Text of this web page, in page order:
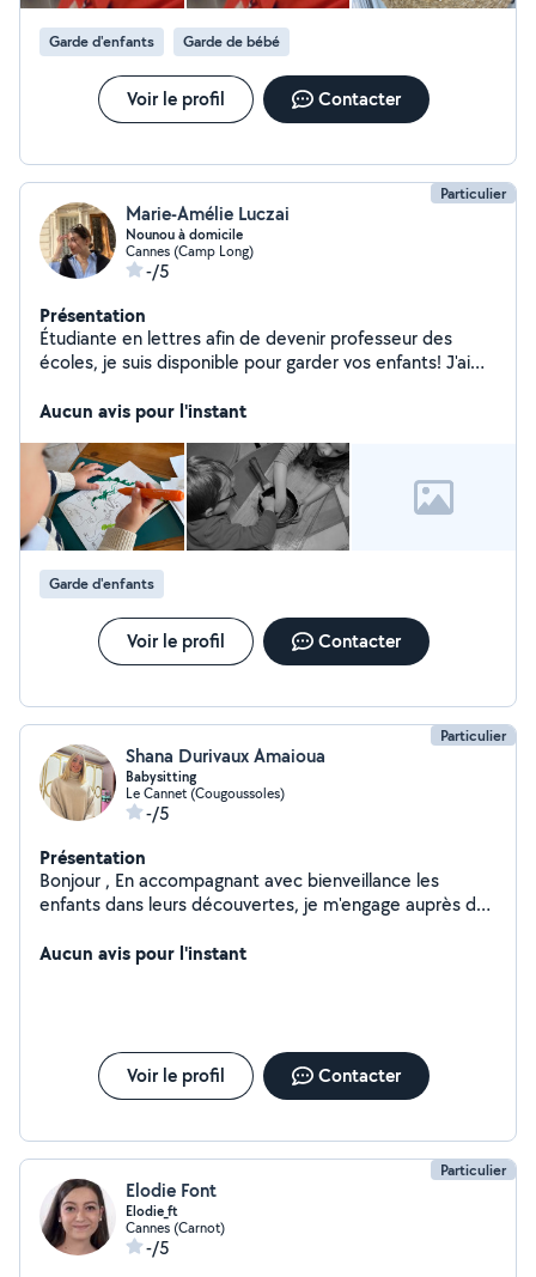
Garde d'enfants Garde de bébé
Voir le profil Contacter
Particulier
Marie-Amélie Luczai
Nounou à domicile
Cannes (Camp Long)
-/5
Présentation
Étudiante en lettres afin de devenir professeur des
écoles, je suis disponible pour garder vos enfants! J'ai
dynamique, sérieuse patiente et douce avec les
Aucun avis pour l'instant
Garde d'enfants
Voir le profil Contacter
Particulier
Shana Durivaux Amaioua
Babysitting
Le Cannet (Cougoussoles)
-/5
Présentation
Bonjour , En accompagnant avec bienveillance les
enfants dans leurs découvertes, je m'engage auprès des
dans les meilleures conditions possibles. Je suis une
Accompagnement Éducatif Petite Enfance option
ATSEM dans l'organisme < Culture et Formation > pour
suivre l'enseignement du CAP AEPE à distance . J'ai déjà
plus petits . Au plaisir de vous rencontrer Shana .
Aucun avis pour l'instant
Voir le profil Contacter
Particulier
Elodie Font
Elodie_ft
Cannes (Carnot)
-/5